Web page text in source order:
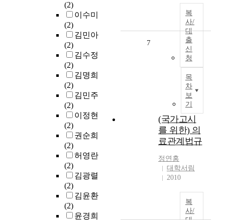
(2)
이수미
(2)
김민아
(2)
김수정
(2)
김명희
(2)
김민주
(2)
이정현
(2)
권순희
(2)
허영란
(2)
김광렬
(2)
김윤환
(2)
윤경희
복
사/
대
출
신
청
목
차
보
기
7
(국가고시
를 위한) 의
료관계법규
정연홍
대학서림
2010
복
사/